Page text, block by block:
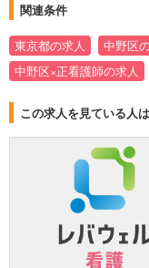
関連条件
東京都の求人 中野区
中野区×正看護師の求人
この求人を見ている人